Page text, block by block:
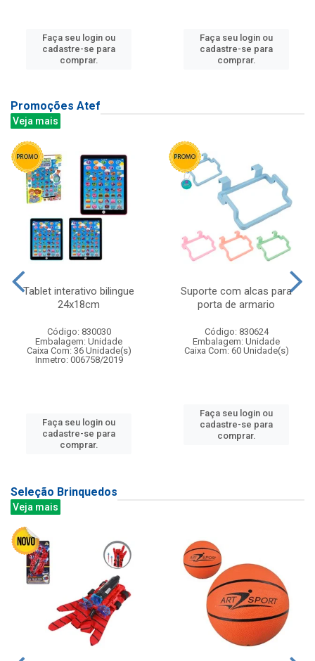
Faça seu login ou
cadastre-se para
comprar.
Faça seu login ou
cadastre-se para
comprar.
Promoções Atef
Veja mais
Tablet interativo bilingue
24x18cm
Código: 830030
Embalagem: Unidade
Caixa Com: 36 Unidade(s)
Inmetro: 006758/2019
Faça seu login ou
cadastre-se para
comprar.
Suporte com alcas para
porta de armario
Código: 830624
Embalagem: Unidade
Caixa Com: 60 Unidade(s)
Faça seu login ou
cadastre-se para
comprar.
Seleção Brinquedos
Veja mais